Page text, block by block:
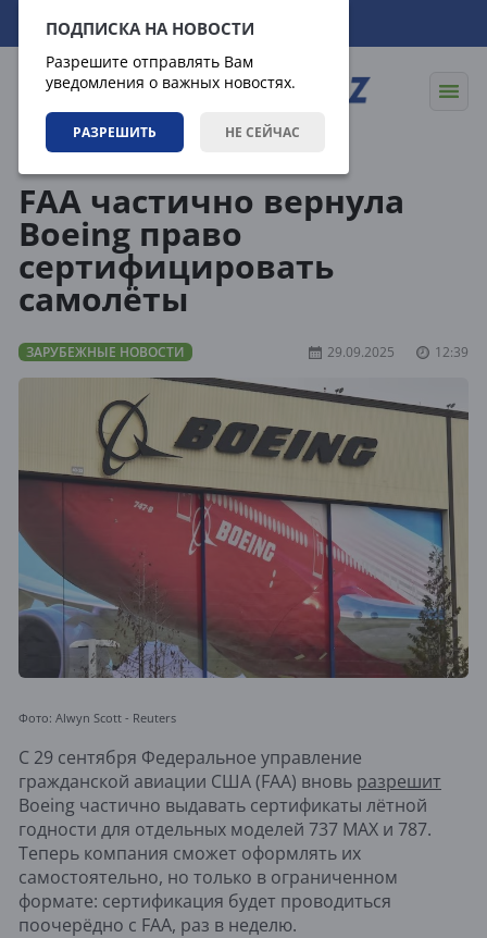
ПОДПИСКА НА НОВОСТИ
Разрешите отправлять Вам
уведомления о важных новостях.
РАЗРЕШИТЬ НЕ СЕЙЧАС
08.08.2026 22:46:55
FAA частично вернула
Boeing право
сертифицировать
самолёты
ЗАРУБЕЖНЫЕ НОВОСТИ 29.09.2025 12:39
Фото: Alwyn Scott - Reuters
С 29 сентября Федеральное управление
гражданской авиации США (FAA) вновь разрешит
Boeing частично выдавать сертификаты лётной
годности для отдельных моделей 737 MAX и 787.
Теперь компания сможет оформлять их
самостоятельно, но только в ограниченном
формате: сертификация будет проводиться
поочерёдно с FAA, раз в неделю.